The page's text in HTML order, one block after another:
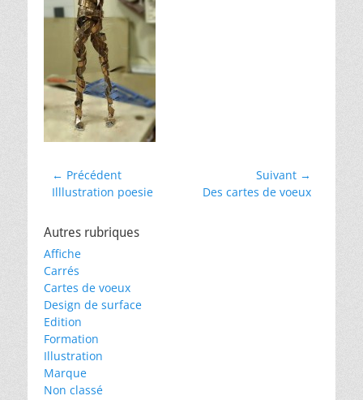
Navigation
de
← Précédent
Article
Illlustration poesie
Suivant →
ArticleDes cartes de voeux
Autres rubriques
Affiche
Carrés
Cartes de voeux
Design de surface
Edition
Formation
Illustration
Marque
Non classé